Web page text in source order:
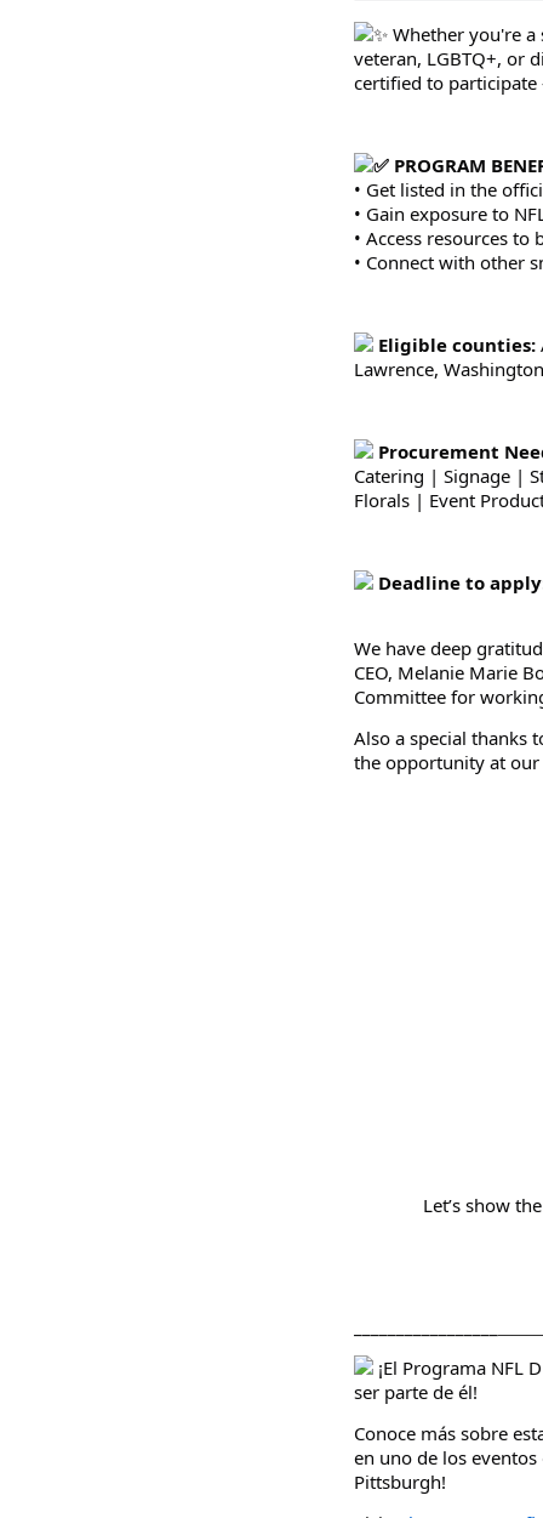
Whether you're
veteran, LGBTQ+, or
certified to
PROGRAM
• Get listed in the
• Gain exposure to
• Access resources to
• Connect with other
Eligible counties:
Lawrence,
Procurement
Catering | Signage |
Florals | Event
Deadline to
We have deep
CEO, Melanie Marie
Committee for
Also a special thanks
the opportunity at our
Let’s show
¡El Programa NFL
ser parte de él!
Conoce más sobre
en uno de los
Pittsburgh!